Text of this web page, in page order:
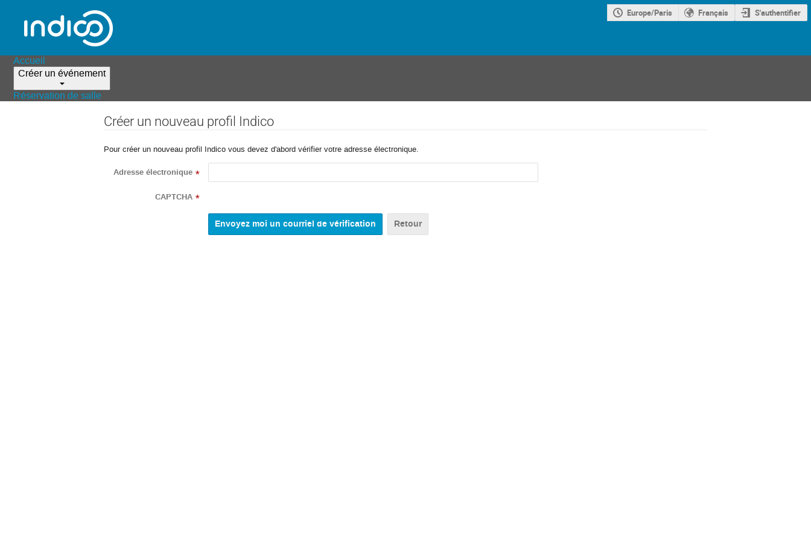
Europe/Paris Français S'authentifier
Accueil
Créer un événement
Réservation de salle
Créer un nouveau profil Indico
Pour créer un nouveau profil Indico vous devez d'abord vérifier votre adresse électronique.
Adresse électronique *
CAPTCHA *
Retour